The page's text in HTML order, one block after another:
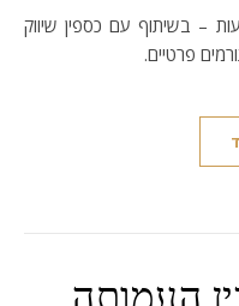
פרטיים.
העמותה